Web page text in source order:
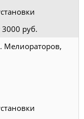
руб.
Мелиораторов,